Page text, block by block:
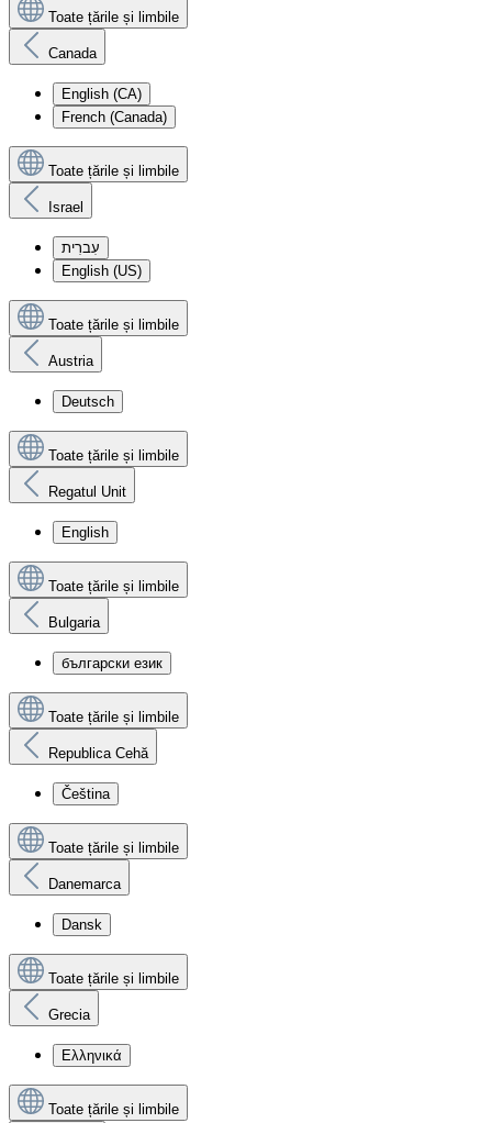
Toate țările și limbile
Canada
English (CA)
French (Canada)
Toate țările și limbile
Israel
עִברִית
English (US)
Toate țările și limbile
Austria
Deutsch
Toate țările și limbile
Regatul Unit
English
Toate țările și limbile
Bulgaria
български език
Toate țările și limbile
Republica Cehă
Čeština
Toate țările și limbile
Danemarca
Dansk
Toate țările și limbile
Grecia
Ελληνικά
Toate țările și limbile